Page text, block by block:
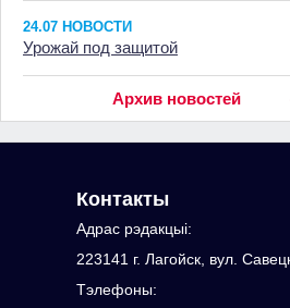
24.07 НОВОСТИ
Урожай под защитой
Архив новостей
Контакты
Адрас рэдакцыi:
223141 г. Лагойск, вул.
Тэлефоны: